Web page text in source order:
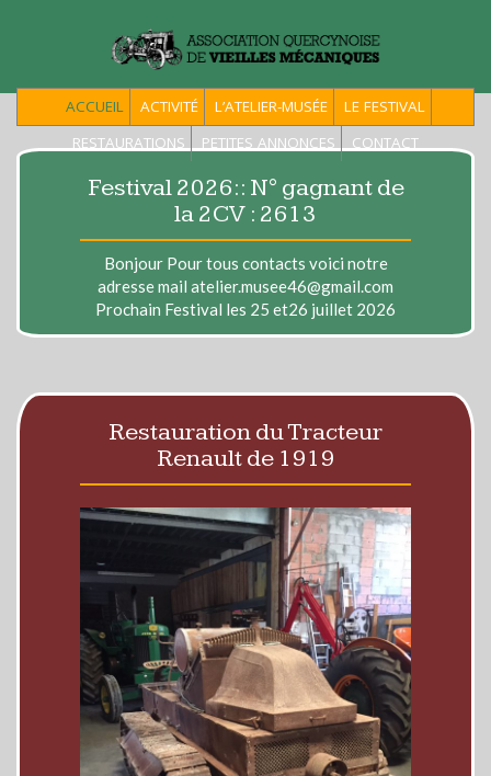
ACCUEIL ACTIVITÉ L’ATELIER-MUSÉE
LE FESTIVAL
RESTAURATIONS
PETITES ANNONCES CONTACT
Festival 2026:: N° gagnant de
la 2CV : 2613
Bonjour Pour tous contacts voici notre
adresse mail atelier.musee46@gmail.com
Prochain Festival les 25 et26 juillet 2026
Restauration du Tracteur
Renault de 1919